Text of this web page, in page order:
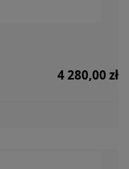
4 280,00 zł